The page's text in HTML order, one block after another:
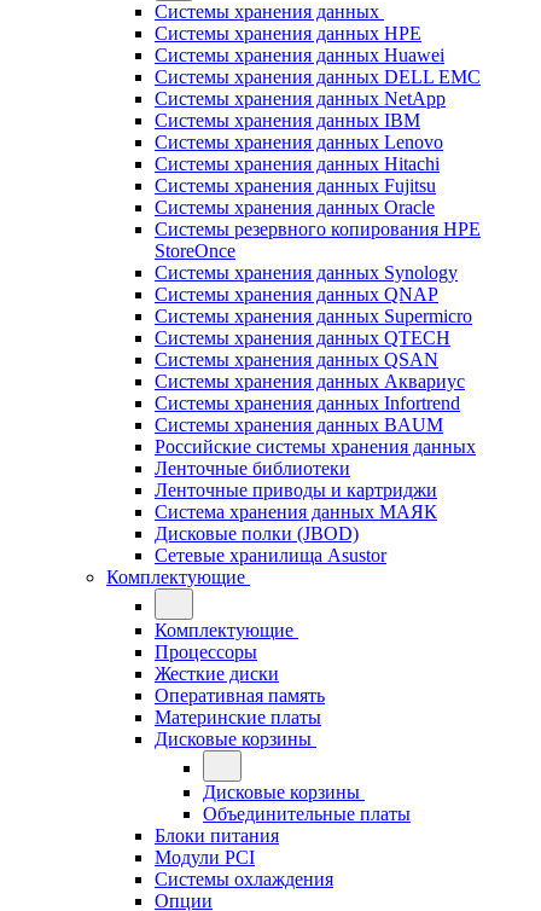
Системы хранения данных
Системы хранения данных HPE
Системы хранения данных Huawei
Системы хранения данных DELL EMC
Cистемы хранения данных NetApp
Системы хранения данных IBM
Системы хранения данных Lenovo
Системы хранения данных Hitachi
Системы хранения данных Fujitsu
Системы хранения данных Oracle
Системы резервного копирования HPE
StoreOnce
Системы хранения данных Synology
Системы хранения данных QNAP
Системы хранения данных Supermicro
Системы хранения данных QTECH
Системы хранения данных QSAN
Системы хранения данных Аквариус
Системы хранения данных Infortrend
Системы хранения данных BAUM
Российские системы хранения данных
Ленточные библиотеки
Ленточные приводы и картриджи
Система хранения данных МАЯК
Дисковые полки (JBOD)
Сетевые хранилища Asustor
Комплектующие
Комплектующие
Процессоры
Жесткие диски
Оперативная память
Материнские платы
Дисковые корзины
Дисковые корзины
Объединительные платы
Блоки питания
Модули PCI
Системы охлаждения
Опции